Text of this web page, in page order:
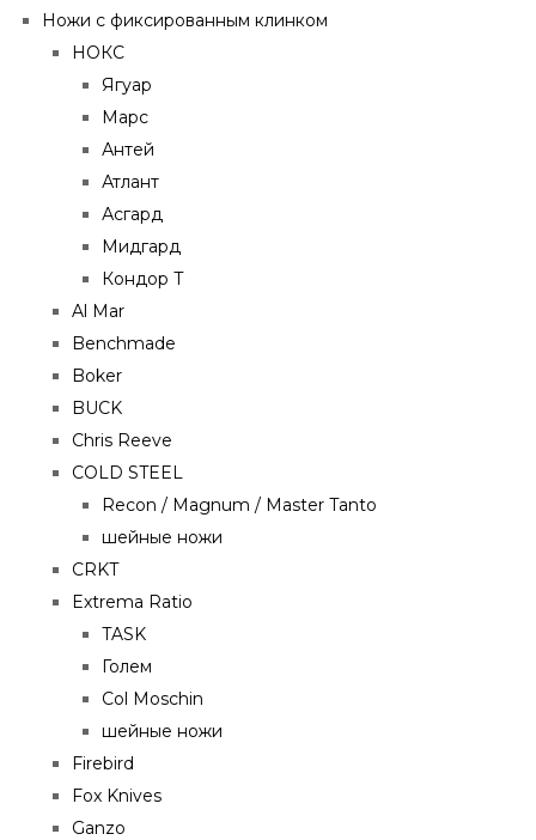
Ножи с фиксированным клинком
НОКС
Ягуар
Марс
Антей
Атлант
Асгард
Мидгард
Кондор Т
Al Mar
Benchmade
Boker
BUCK
Chris Reeve
COLD STEEL
Recon / Magnum / Master Tanto
шейные ножи
CRKT
Extrema Ratio
TASK
Голем
Col Moschin
шейные ножи
Firebird
Fox Knives
Ganzo